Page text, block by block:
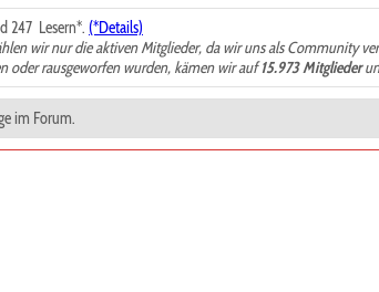
247 Lesern*. (*Details)
wir nur die aktiven Mitglieder, da wir uns als Community
oder rausgeworfen wurden, kämen wir auf15.973 Mitglieder
im Forum.